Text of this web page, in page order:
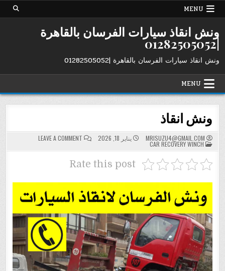
Skip
MENU
ونش انقاذ سيارات الفرسان بالقاهرة
|01282505052
ونش انقاذ سيارات الفرسان بالقاهرة |01282505052
MENU
ونش انقاذ
MRISUZU4@GMAIL.COM يناير 18, 2026 LEAVE A COMMENT
ON
ونش
انقاذ
POSTED
IN
CAR RECOVERY WINCH
Rate this post